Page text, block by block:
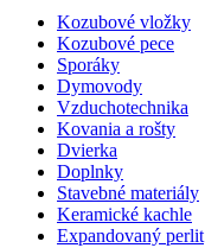
Kozubové vložky
Kozubové pece
Sporáky
Dymovody
Vzduchotechnika
Kovania a rošty
Dvierka
Doplnky
Stavebné materiály
Keramické kachle
Expandovaný perlit